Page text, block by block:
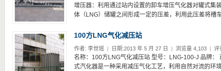
增压器：利用通过站内设置的卸车增压气化器对罐式集
体（LNG）储罐之间形成一定的压差，利用此压差将槽
100方LNG气化减压站
作者: 李世瑶 | 日期:2013 年 5 月 27 日 | 浏览量 4,103 | 评
名称：100方LNG气化减压站 型号：LNG-100-J 品牌：
式汽化器是一种采用减压气化工艺，利用自然对流的环